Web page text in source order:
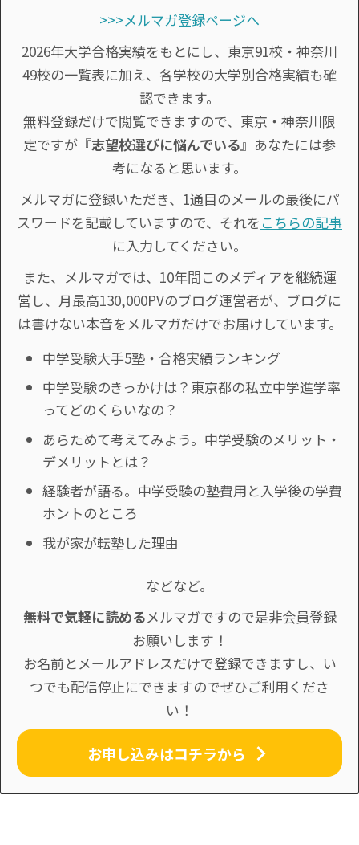
>>>メルマガ登録ページへ
2026年大学合格実績をもとにし、東京91校・神奈川
49校の一覧表に加え、各学校の大学別合格実績も確
認できます。
無料登録だけで閲覧できますので、東京・神奈川限
定ですが『志望校選びに悩んでいる』あなたには参
考になると思います。
メルマガに登録いただき、1通目のメールの最後にパ
スワードを記載していますので、それを こちらの記事
に入力してください。
また、メルマガでは、10年間このメディアを継続運
営し、月最高130,000PVのブログ運営者が、ブログに
は書けない本音をメルマガだけでお届けしています。
中学受験大手5塾・合格実績ランキング
中学受験のきっかけは？東京都の私立中学進学率
ってどのくらいなの？
あらためて考えてみよう。中学受験のメリット・
デメリットとは？
経験者が語る。中学受験の塾費用と入学後の学費
ホントのところ
我が家が転塾した理由
などなど。
無料で気軽に読めるメルマガですので是非会員登録
お願いします！
お名前とメールアドレスだけで登録できますし、い
つでも配信停止にできますのでぜひご利用くださ
い！
お申し込みはコチラから